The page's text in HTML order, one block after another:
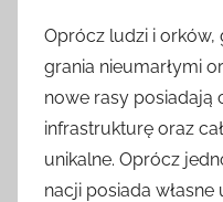
Oprócz ludzi i
grania nieumarłymi
nowe rasy posiadają
infrastrukturę oraz
unikalne. Oprócz
nacji posiada